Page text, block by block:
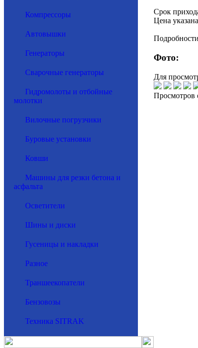
Компрессоры
Автовышки
Генераторы
Сварочные генераторы
Гидромолоты и отбойные
молотки
Вилочные погрузчики
Буровые установки
Ковши
Машины для резки бетона и
асфальта
Осветители
Шины и диски
Гусеницы и накладки
Разное
Траншеекопатели
Бензовозы
Техника SITRAK
Срок
Цена
Фото:
Для
Просмотров